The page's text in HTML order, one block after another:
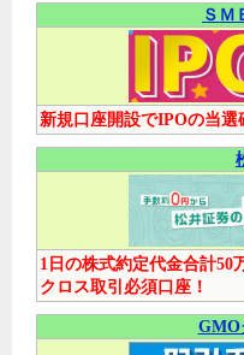
ＳＭ
新規口座開設でIPOの当選
1日の株式約定代金合計50
クロス取引必須口座！
GMO